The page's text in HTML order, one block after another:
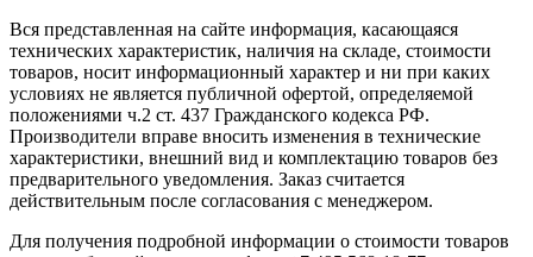
Вся представленная на сайте информация, касающаяся
технических характеристик, наличия на складе, стоимости
товаров, носит информационный характер и ни при каких
условиях не является публичной офертой, определяемой
положениями ч.2 ст. 437 Гражданского кодекса РФ.
Производители вправе вносить изменения в технические
характеристики, внешний вид и комплектацию товаров без
предварительного уведомления. Заказ считается
действительным после согласования с менеджером.
Для получения подробной информации о стоимости товаров